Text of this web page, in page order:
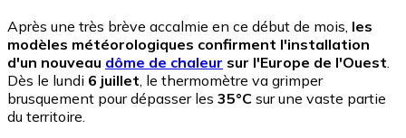
Après une très brève accalmie en ce début de mois, les
modèles météorologiques confirment l'installation
d'un nouveau dôme de chaleur sur l'Europe de l'Ouest
Dès le lundi 6 juillet , le thermomètre va grimper
brusquement pour dépasser les 35°C sur une vaste partie
du territoire.